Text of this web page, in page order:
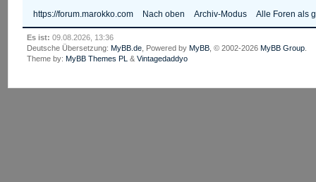
https://forum.marokko.com Nach oben Archiv-Modus Alle Foren als
Es ist: 09.08.2026, 13:36
Deutsche Übersetzung:MyBB.de , Powered byMyBB , © 2002-2026MyBB Group
Theme by:MyBB Themes PL &Vintagedaddyo